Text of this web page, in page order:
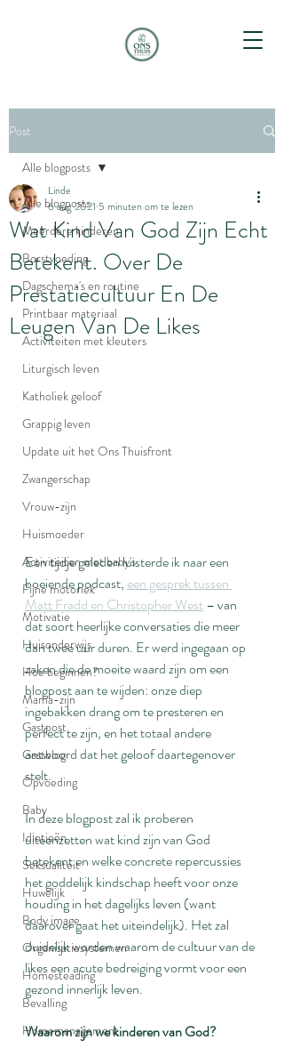
Post
Alle blogposts
Meerdere kinderen
Borstvoeding
Dagschema's en routine
Printbaar materiaal
Activiteiten met kleuters
Liturgisch leven
Katholiek geloof
Grappig leven
Update uit het Ons Thuisfront
Zwangerschap
Vrouw-zijn
Huismoeder
Activiteiten met baby's
Fijne motoriek
Motivatie
Huisonderwijs
Hoe beginnen?
Mama-zijn
Gastpost
Gastblog
Opvoeding
Baby
Idiotieën
Seksualiteit
Huwelijk
Body image
Organisatiesystemen
Homesteading
Bevalling
Homemanagement
Alle blogposts
Wat Kind Van God Zijn Echt
Betekent. Over De
Prestatiecultuur En De
Leugen Van De Likes
Linde
6 aug 2021 5 minuten om te lezen
Een tijdje geleden luisterde ik naar een
boeiende podcast, een gesprek tussen
Matt Fradd en Christopher West – van
dat soort heerlijke conversaties die meer
dan twee uur duren. Er werd ingegaan op
zaken die de moeite waard zijn om een
blogpost aan te wijden: onze diep
ingebakken drang om te presteren en
perfect te zijn, en het totaal andere
antwoord dat het geloof daartegenover
stelt.
In deze blogpost zal ik proberen
uiteenzetten wat kind zijn van God
betekent en welke concrete repercussies
het goddelijk kindschap heeft voor onze
houding in het dagelijks leven (want
daarover gaat het uiteindelijk). Het zal
duidelijk worden waarom de cultuur van de
likes een acute bedreiging vormt voor een
gezond innerlijk leven.
Waarom zijn we kinderen van God?